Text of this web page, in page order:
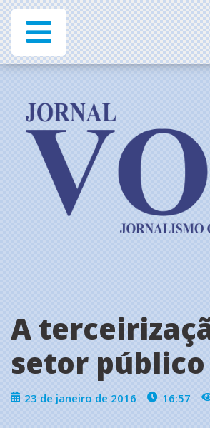
A
setor público
23 de janeiro de 2016 16:57